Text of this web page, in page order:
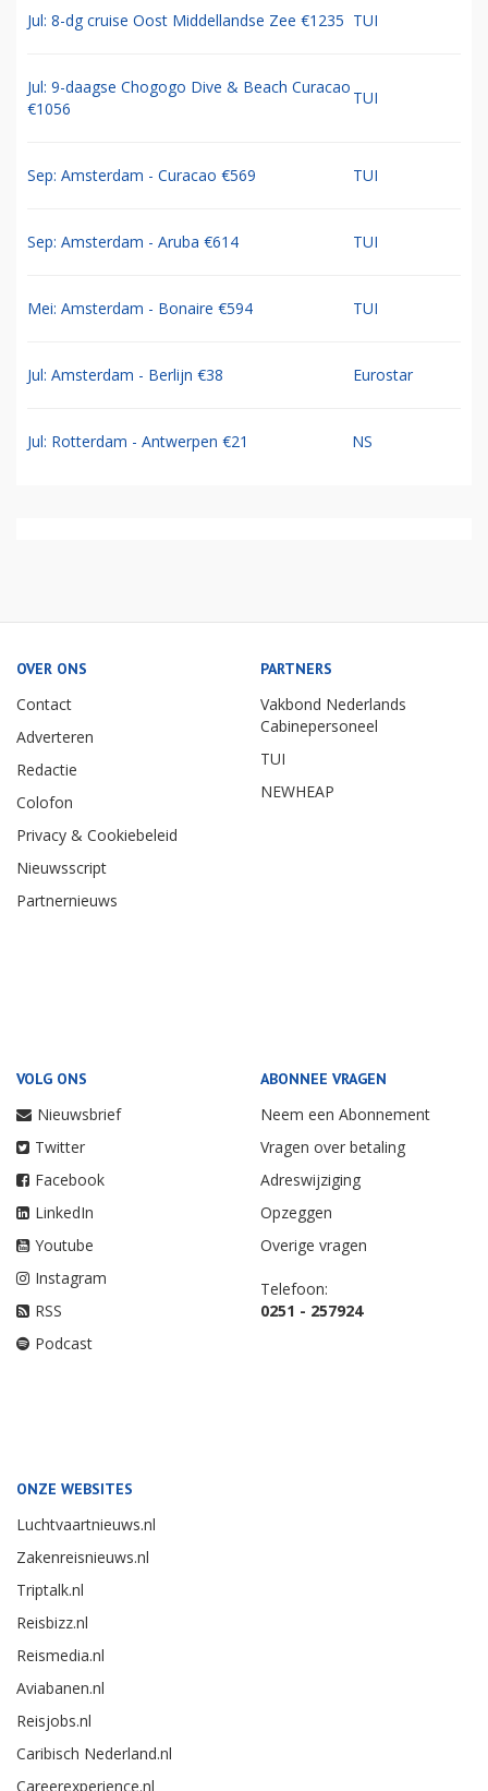
Jul: 8-dg cruise Oost Middellandse Zee €1235 TUI
Jul: 9-daagse Chogogo Dive & Beach Curacao
€1056
TUI
Sep: Amsterdam - Curacao €569 TUI
Sep: Amsterdam - Aruba €614 TUI
Mei: Amsterdam - Bonaire €594 TUI
Jul: Amsterdam - Berlijn €38 Eurostar
Jul: Rotterdam - Antwerpen €21 NS
OVER ONS
Contact
Adverteren
Redactie
Colofon
Privacy & Cookiebeleid
Nieuwsscript
Partnernieuws
PARTNERS
Vakbond Nederlands
Cabinepersoneel
TUI
NEWHEAP
VOLG ONS
Nieuwsbrief
Twitter
Facebook
LinkedIn
Youtube
Instagram
RSS
Podcast
ABONNEE VRAGEN
Neem een Abonnement
Vragen over betaling
Adreswijziging
Opzeggen
Overige vragen
Telefoon:
0251 - 257924
ONZE WEBSITES
Luchtvaartnieuws.nl
Zakenreisnieuws.nl
Triptalk.nl
Reisbizz.nl
Reismedia.nl
Aviabanen.nl
Reisjobs.nl
Caribisch Nederland.nl
Careerexperience.nl